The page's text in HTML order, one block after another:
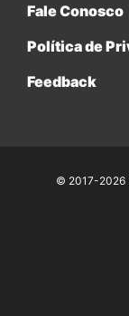
Fale Conosco
Política de
Feedback
© 2017-2026